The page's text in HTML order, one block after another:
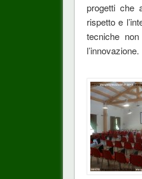
progetti che
rispetto e
tecniche
l’innovazione.